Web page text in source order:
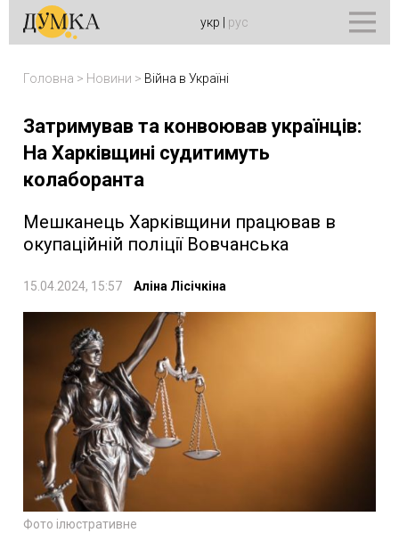
укр рус
Головна > Новини > Війна в Україні
Затримував та конвоював українців:
На Харківщині судитимуть
колаборанта
Мешканець Харківщини працював в
окупаційній поліції Вовчанська
15.04.2024, 15:57 Аліна Лісічкіна
Фото ілюстративне